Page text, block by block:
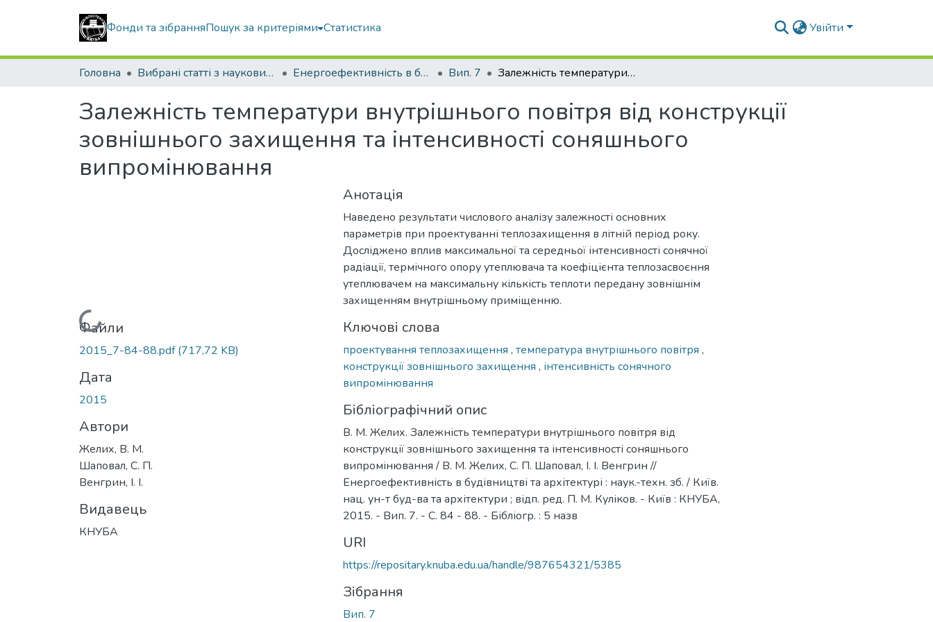
Фонди та зібранняПошук за критеріями Статистика Увійти
Головна Вибрані статті з наукових збірників КНУБА Енергоефективність в будівництві та архітектурі Вип. 7 Залежність температури внутрішнього повітря від конструкції зовнішнього захищення та інтенсивності соняшнього випромінювання
Залежність температури внутрішнього повітря від конструкції
зовнішнього захищення та інтенсивності соняшнього
випромінювання
Вантажиться...
Файли
2015_7-84-88.pdf(717,72 KB)
Дата
2015
Автори
Желих, В. М.
Шаповал, С. П.
Венгрин, І. І.
Видавець
КНУБА
Анотація
Наведено результати числового аналізу залежності основних
параметрів при проектуванні теплозахищення в літній період року.
Досліджено вплив максимальної та середньої інтенсивності сонячної
радіації, термічного опору утеплювача та коефіцієнта теплозасвоєння
утеплювачем на максимальну кількість теплоти передану зовнішнім
захищенням внутрішньому приміщенню.
Ключові слова
проектування теплозахищення , температура внутрішнього повітря ,
конструкції зовнішнього захищення , інтенсивність сонячного
випромінювання
Бібліографічний опис
В. М. Желих. Залежність температури внутрішнього повітря від
конструкції зовнішнього захищення та інтенсивності соняшнього
випромінювання / В. М. Желих, С. П. Шаповал, І. І. Венгрин //
Енергоефективність в будівництві та архітектурі : наук.-техн. зб. / Київ.
нац. ун-т буд-ва та архітектури ; відп. ред. П. М. Куліков. - Київ : КНУБА,
2015. - Вип. 7. - С. 84 - 88. - Бібліогр. : 5 назв
URI
https://repositary.knuba.edu.ua/handle/987654321/5385
Зібрання
Вип. 7